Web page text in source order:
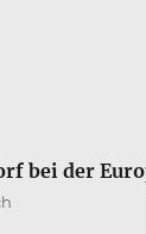
bei der